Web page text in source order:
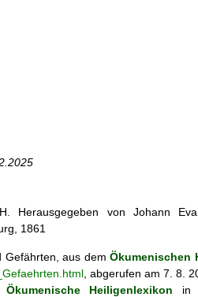
Herausgegeben von Johann
1861
Gefährten, aus demÖkumenischen
, abgerufen am 7. 8.
Ökumenische Heiligenlexikon in